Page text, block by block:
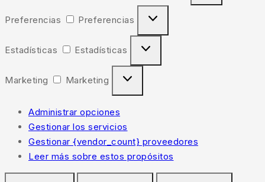
Preferencias Preferencias
Estadísticas Estadísticas
Marketing Marketing
Administrar opciones
Gestionar los servicios
Gestionar {vendor_count} proveedores
Leer más sobre estos propósitos